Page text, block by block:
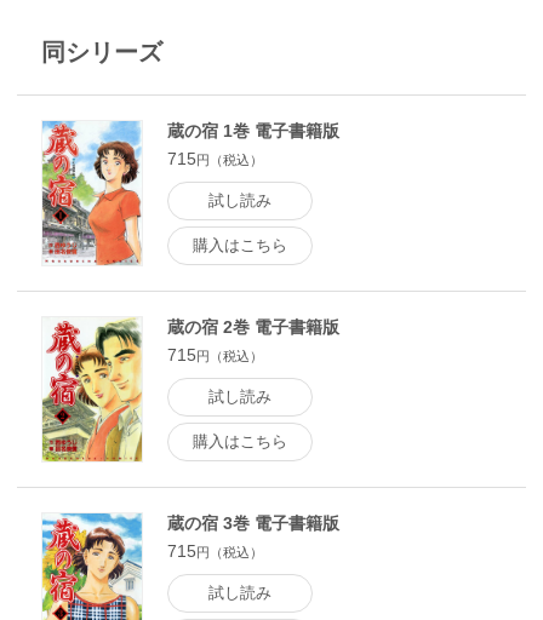
同シリーズ
蔵の宿 1巻 電子書籍版
715円（税込）
試し読み
購入はこちら
蔵の宿 2巻 電子書籍版
715 円（税込）
試し読み
購入はこちら
蔵の宿 3巻 電子書籍版
715円（税込）
試し読み